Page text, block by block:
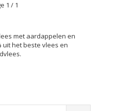
1 / 1
met aardappelen en
uit het beste vlees en